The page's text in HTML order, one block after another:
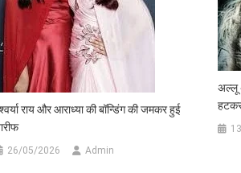
राय और आराध्या की बॉन्डिंग की जमकर हुई
26/05/2026 Admin
अल्लू